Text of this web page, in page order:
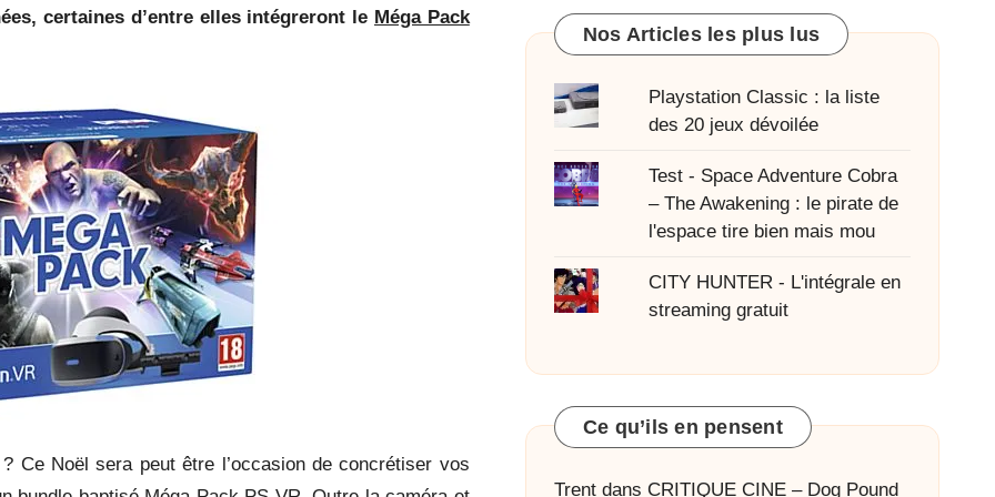
certaines d’entre elles intégreront le Méga Pack
Ce Noël sera peut être l’occasion de concrétiser vos
Nos Articles les plus lus
Playstation Classic : la liste
des 20 jeux dévoilée
Test - Space Adventure Cobra
– The Awakening : le pirate de
l'espace tire bien mais mou
CITY HUNTER - L'intégrale en
streaming gratuit
Ce qu’ils en pensent
Trentdans CRITIQUE CINE – Dog Pound